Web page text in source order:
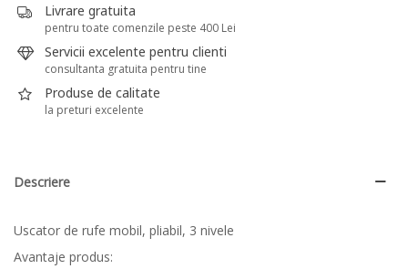
Livrare gratuita
pentru toate comenzile peste 400 Lei
Servicii excelente pentru clienti
consultanta gratuita pentru tine
Produse de calitate
la preturi excelente
Descriere
Uscator de rufe mobil, pliabil, 3 nivele
Avantaje produs: